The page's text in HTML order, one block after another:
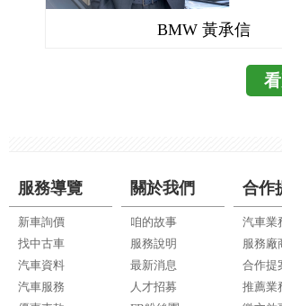
BMW 黃承信
服務導覽
新車詢價
找中古車
汽車資料
汽車服務
關於我們
咱的故事
服務說明
最新消息
人才招募
合作
汽車業
服務廠
合作提
推薦業